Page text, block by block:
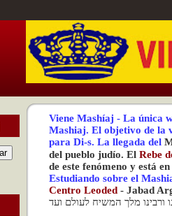
Viene Mashíaj - La única
Mashiaj. El objetivo de la
para Di-s. La llegada del
del pueblo judío. El Rebe
de este fenómeno y está
Estudiando sobre el
Centro Leoded - Jabad
ורבינו מלך המשיח לעולם ועד